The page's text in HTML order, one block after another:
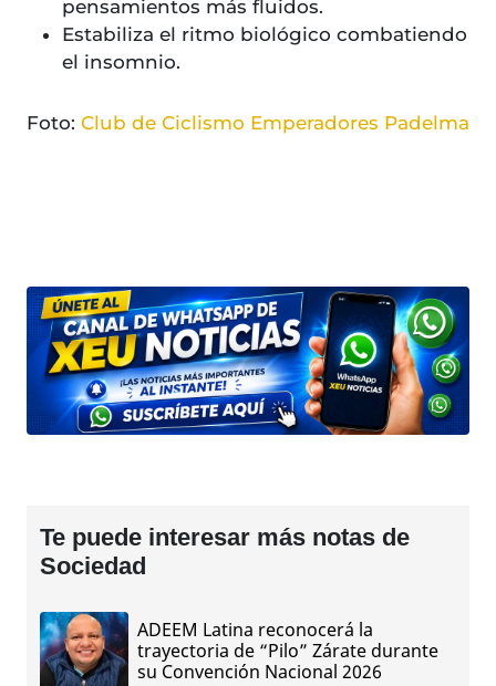
pensamientos más fluidos.
Estabiliza el ritmo biológico combatiendo
el insomnio.
Foto: Club de Ciclismo Emperadores Padelma
Te puede interesar más notas de
Sociedad
ADEEM Latina reconocerá la
trayectoria de “Pilo” Zárate durante
su Convención Nacional 2026